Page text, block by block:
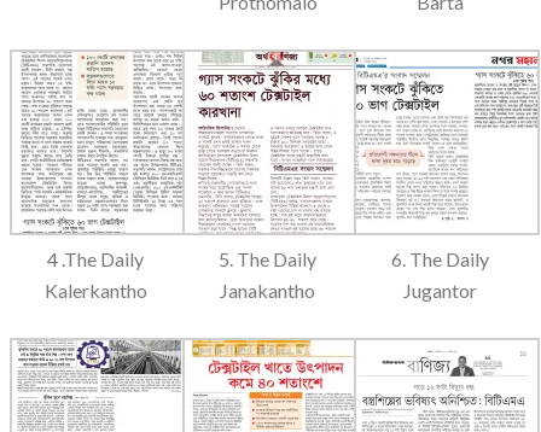
4 .The Daily
Kalerkantho
5. The Daily
Janakantho
6. The Daily
Jugantor